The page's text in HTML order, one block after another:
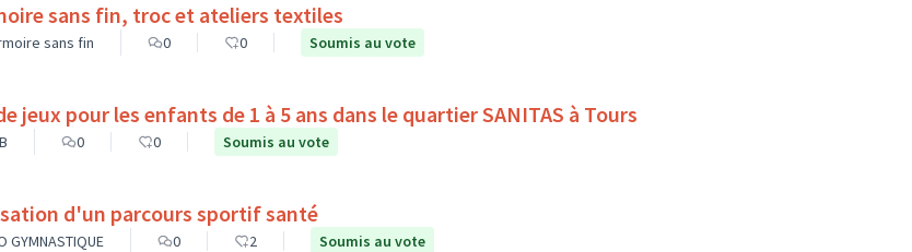
sans fin, troc et ateliers textiles
sans fin 0 0 Soumis au vote
jeux pour les enfants de 1 à 5 ans dans le quartier SANITAS à Tours
0 0 Soumis au vote
d'un parcours sportif santé
GYMNASTIQUE 0 2 Soumis au vote